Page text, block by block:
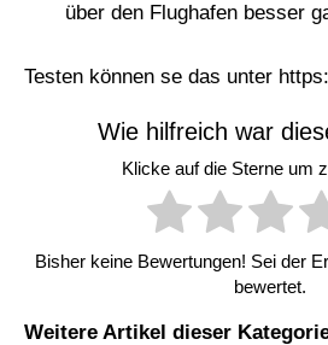
über den Flughafen besser
Testen können se das unter
Wie hilfreich war
Klicke auf die Sterne um
Bisher keine Bewertungen! Sei der
bewertet.
Weitere Artikel dieser